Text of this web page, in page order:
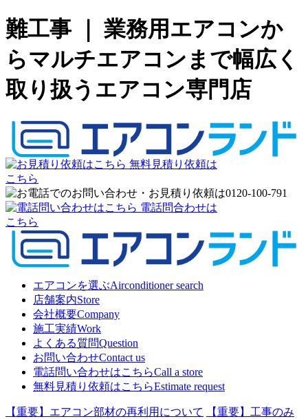
難工事 ｜ 業務用エアコンか
らマルチエアコンまで幅広く
取り扱うエアコン専門店
無料見積り依頼は
こちら
電話問合わせは
こちら
エアコンを選ぶAirconditioner search
店舗案内Store
会社概要Company
施工実績Work
よくある質問Question
お問い合わせContact us
電話問い合わせはこちらCall a store
無料見積り依頼はこちらEstimate request
【重要】エアコン部材の再利用について
【重要】工事のみ